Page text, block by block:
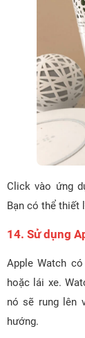
Click vào ứng
Bạn có thể thiết
14. Sử dụng
Apple Watch
hoặc lái xe.
nó sẽ rung lên
hướng.